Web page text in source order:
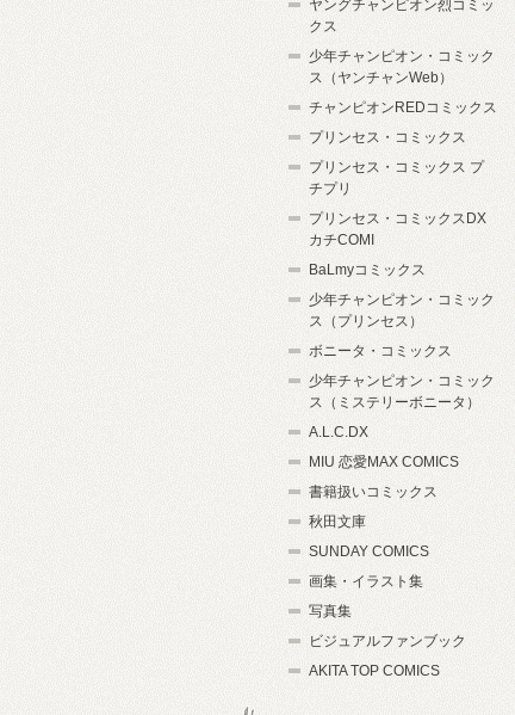
ヤングチャンピオン烈コミッ
クス
少年チャンピオン・コミック
ス（ヤンチャンWeb）
チャンピオンREDコミックス
プリンセス・コミックス
プリンセス・コミックス プ
チプリ
プリンセス・コミックスDX
カチCOMI
BaLmyコミックス
少年チャンピオン・コミック
ス（プリンセス）
ボニータ・コミックス
少年チャンピオン・コミック
ス（ミステリーボニータ）
A.L.C.DX
MIU 恋愛MAX COMICS
書籍扱いコミックス
秋田文庫
SUNDAY COMICS
画集・イラスト集
写真集
ビジュアルファンブック
AKITA TOP COMICS